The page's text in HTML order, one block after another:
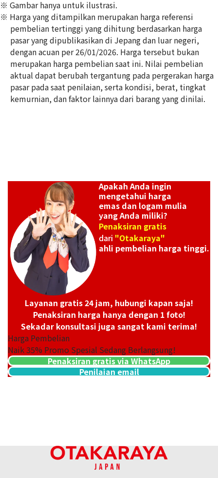
Platinum (Pt900) earrings
Referensi Harga Buyback
ASK
※ Gambar hanya untuk ilustrasi.
※ Harga yang ditampilkan merupakan harga referensi
pembelian tertinggi yang dihitung berdasarkan harga
pasar yang dipublikasikan di Jepang dan luar negeri,
dengan acuan per 26/01/2026. Harga tersebut bukan
merupakan harga pembelian saat ini. Nilai pembelian
aktual dapat berubah tergantung pada pergerakan harga
pasar pada saat penilaian, serta kondisi, berat, tingkat
kemurnian, dan faktor lainnya dari barang yang dinilai.
Apakah Anda ingin
mengetahui harga
emas dan logam mulia
yang Anda miliki?
Penaksiran gratis
dari "Otakaraya"
ahli pembelian harga tinggi.
Layanan gratis 24 jam, hubungi kapan saja!
Penaksiran harga hanya dengan 1 foto!
Sekadar konsultasi juga sangat kami terima!
Harga Pembelian
Naik35% Promo Spesial Sedang Berlangsung!
Penaksiran gratis via WhatsApp
Penilaian email